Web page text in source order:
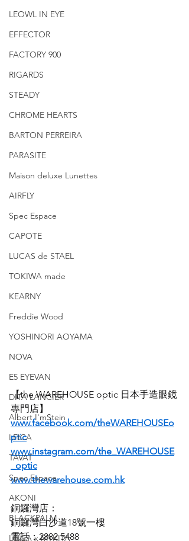
LEOWL IN EYE
EFFECTOR
FACTORY 900
RIGARDS
STEADY
CHROME HEARTS
BARTON PERREIRA
PARASITE
Maison deluxe Lunettes
AIRFLY
Spec Espace
CAPOTE
LUCAS de STAEL
TOKIWA made
KEARNY
Freddie Wood
YOSHINORI AOYAMA
NOVA
E5 EYEVAN
DITA LANCIER
Albert I'mStein
LEICA
TAVAT
Spec Espace
AKONI
BLACKPALM
LEICA x MYKITA
【the WAREHOUSE optic 日本手造眼鏡
專門店】
www.facebook.com/theWAREHOUSEo
ptic
www.instagram.com/the_WAREHOUSE
_optic
www.thewarehouse.com.hk
銅鑼灣店：
銅鑼灣白沙道18號一樓
電話：2882 5488